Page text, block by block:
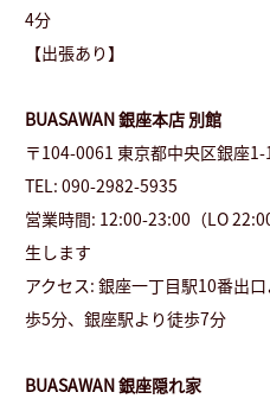
4分
【出張あり】
BUASAWAN 銀座本店 別館
〒104-0061 東京都中央区銀座
TEL: 090-2982-5935
営業時間: 12:00-23:00（LO
生します
アクセス: 銀座一丁目駅10番出
歩5分、銀座駅より徒歩7分
BUASAWAN 銀座隠れ家